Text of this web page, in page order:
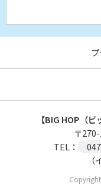
【BIG HOP（
〒
TEL：